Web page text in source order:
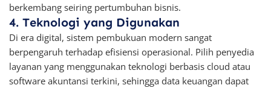
berkembang seiring pertumbuhan bisnis.
4. Teknologi yang Digunakan
Di era digital, sistem pembukuan modern sangat
berpengaruh terhadap efisiensi operasional. Pilih penyedia
layanan yang menggunakan teknologi berbasis cloud atau
software akuntansi terkini, sehingga data keuangan dapat